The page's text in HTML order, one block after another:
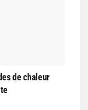
de chaleur